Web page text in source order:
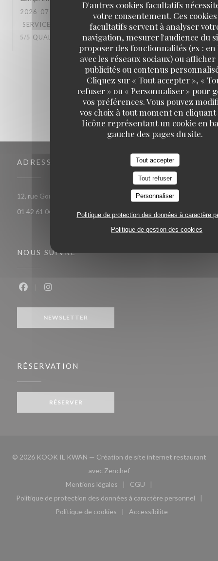
D'autres cookies facultatifs
votre consentement. Ces cookies
facultatifs servent à analyser
navigation, mesurer l'audience du
proposer des fonctionnalités (ex : en
avec les réseaux sociaux) ou afficher
publicités ou contenus
Cliquez sur « Tout accepter », «
refuser » ou « Personnaliser » pour
vos préférences. Vous pouvez
vos choix à tout moment en
l'icône représentant un cookie en
gauche des pages du site.
Tout accepter
Tout refuser
Personnaliser
Politique de protection des données à caractère
Politique de gestion des cookies
2026-07-16
- 18:00 - COUVERTS 4
SERVICE
AMBIANCE: 5/5 CUISINE:
5/5 QUALITÉ / PRIX: 3/5
1 2 3
ADRESSE
12, rue Gomboust 75001 PARIS
((ouvre une nouvelle fenêtre))
01 42 61 04 18
NOUS SUIVRE
NEWSLETTER
RÉSERVATION
RÉSERVER
© 2026 KOOK IL KWAN — Création de site internet restaurant
avec Zenchef((ouvre une nouvelle
Mentions légales
((ouvre une nouvelle fenêtre))
CGU
((ouvre une nouvelle
Politique de protection des données à caractère personnel
((ouvre une nouvelle fenêtre))
Politique de cookies
((ouvre une nouvelle fenêtre))
Accessibilite